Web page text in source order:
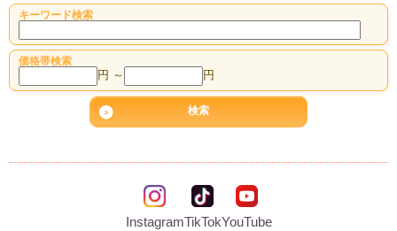
キーワード検索
価格帯検索
円 ～ 円
InstagramTikTokYouTube